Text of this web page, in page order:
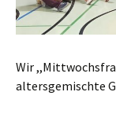
Wir
altersgemischte